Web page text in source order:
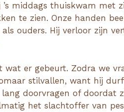
middags thuiskwam met
te zien. Onze handen
ouders. Hij verloor zijn
er gebeurt. Zodra we
stilvallen, want hij
doorvragen of doordat
het slachtoffer van